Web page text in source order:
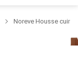
Noreve Housse cuir